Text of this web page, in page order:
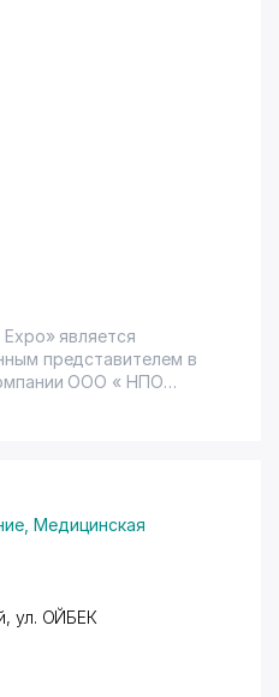
является
представителем в
ООО « НПО
производимой им
выпускается на
в Москве, в
республике Болгария.
современным
и
управления.
к
к взлому,
сейфы,
, Медицинская
ул. ОЙБЕК